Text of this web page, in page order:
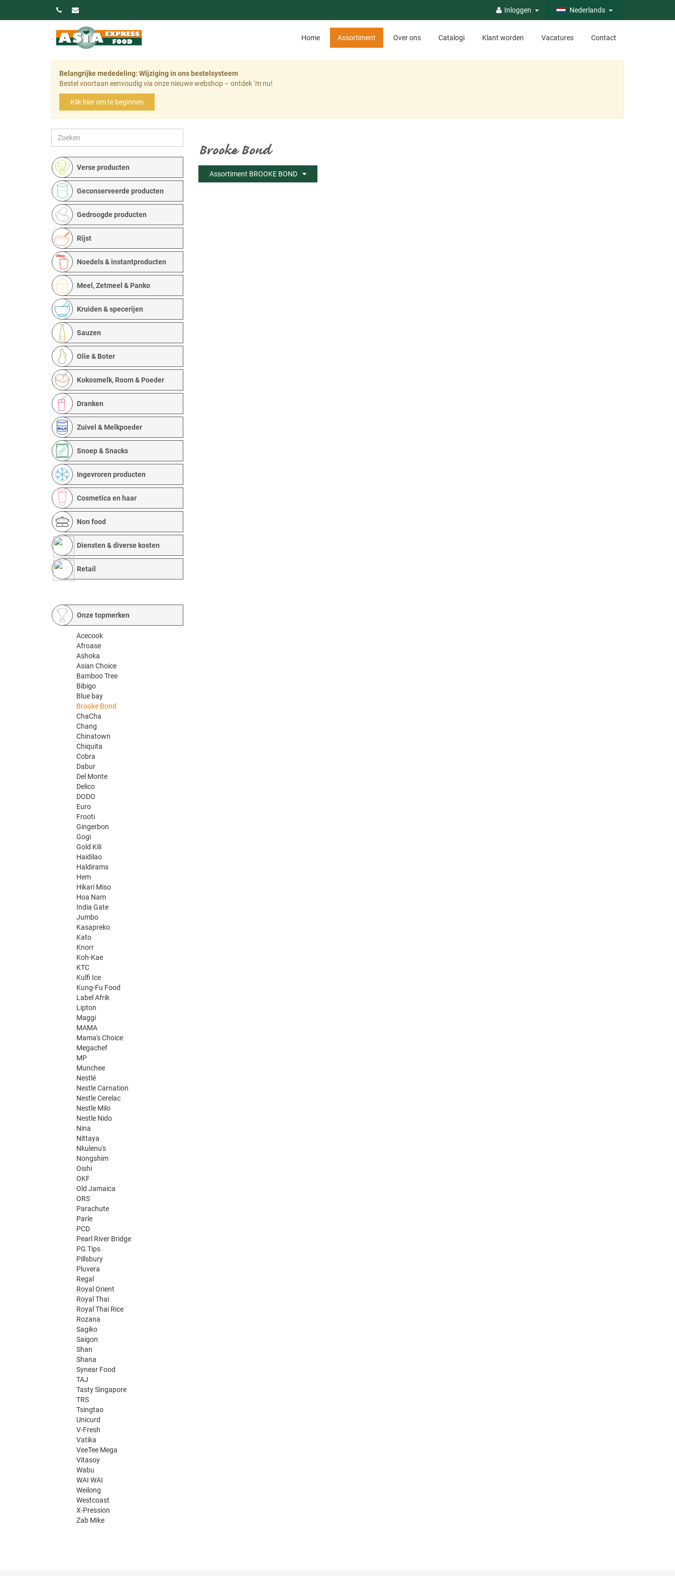
Inloggen Nederlands
Home Assortiment Over ons Catalogi Klant worden Vacatures Contact
Belangrijke mededeling: Wijziging in ons bestelsysteem
Bestel voortaan eenvoudig via onze nieuwe webshop – ontdek ‘m nu!
Klik hier om te beginnen
Verse producten
Geconserveerde producten
Gedroogde producten
Rijst
Noedels & instantproducten
Meel, Zetmeel & Panko
Kruiden & specerijen
Sauzen
Olie & Boter
Kokosmelk, Room & Poeder
Dranken
Zuivel & Melkpoeder
Snoep & Snacks
Ingevroren producten
Cosmetica en haar
Non food
Diensten & diverse kosten
Retail
Onze topmerken
Acecook
Afroase
Ashoka
Asian Choice
Bamboo Tree
Bibigo
Blue bay
Brooke Bond
ChaCha
Chang
Chinatown
Chiquita
Cobra
Dabur
Del Monte
Delico
DODO
Euro
Frooti
Gingerbon
Gogi
Gold Kili
Haidilao
Haldirams
Hem
Hikari Miso
Hoa Nam
India Gate
Jumbo
Kasapreko
Kato
Knorr
Koh-Kae
KTC
Kulfi Ice
Kung-Fu Food
Label Afrik
Lipton
Maggi
MAMA
Mama's Choice
Megachef
MP
Munchee
Nestlé
Nestle Carnation
Nestle Cerelac
Nestle Milo
Nestle Nido
Nina
Nittaya
Nkulenu's
Nongshim
Oishi
OKF
Old Jamaica
ORS
Parachute
Parle
PCD
Pearl River Bridge
PG Tips
Pillsbury
Pluvera
Regal
Royal Orient
Royal Thai
Royal Thai Rice
Rozana
Sagiko
Saigon
Shan
Shana
Synear Food
TAJ
Tasty Singapore
TRS
Tsingtao
Unicurd
V-Fresh
Vatika
VeeTee Mega
Vitasoy
Wabu
WAI WAI
Weilong
Westcoast
X-Pression
Zab Mike
Brooke Bond
Assortiment BROOKE BOND